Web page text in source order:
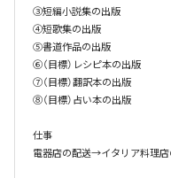
③短編小説集の出版
④短歌集の出版
⑤書道作品の出版
⑥（目標）レシピ本の出版
⑦（目標）翻訳本の出版
⑧（目標）占い本の出版
仕事
電器店の配送→イタリア料理